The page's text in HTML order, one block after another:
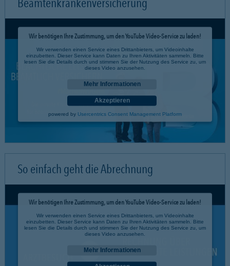
Wir benötigen Ihre Zustimmung, um den YouTube Video-Service zu laden!
Wir verwenden einen Service eines Drittanbieters, um Videoinhalte
einzubetten. Dieser Service kann Daten zu Ihren Aktivitäten sammeln. Bitte
lesen Sie die Details durch und stimmen Sie der Nutzung des Service zu, um
dieses Video anzusehen.
Mehr Informationen
Akzeptieren
powered by Usercentrics Consent Management Platform
So einfach geht die Abrechnung
Wir benötigen Ihre Zustimmung, um den YouTube Video-Service zu laden!
Wir verwenden einen Service eines Drittanbieters, um Videoinhalte
einzubetten. Dieser Service kann Daten zu Ihren Aktivitäten sammeln. Bitte
lesen Sie die Details durch und stimmen Sie der Nutzung des Service zu, um
dieses Video anzusehen.
Mehr Informationen